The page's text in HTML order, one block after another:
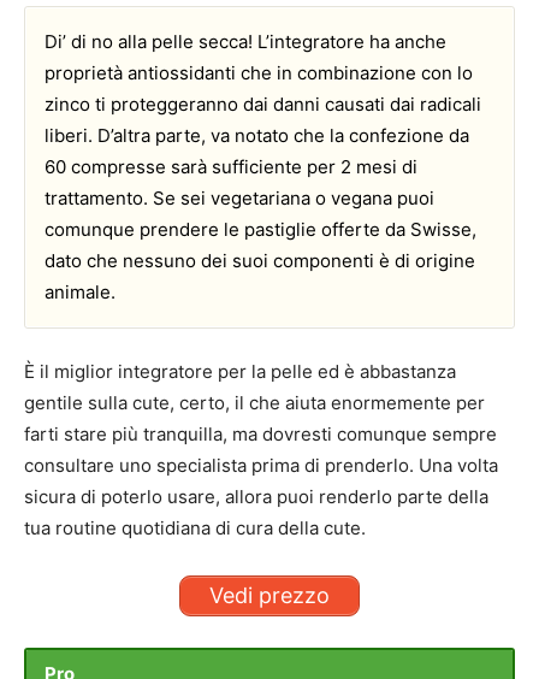
Di’ di no alla pelle secca! L’integratore ha anche
proprietà antiossidanti che in combinazione con lo
zinco ti proteggeranno dai danni causati dai radicali
liberi. D’altra parte, va notato che la confezione da
60 compresse sarà sufficiente per 2 mesi di
trattamento. Se sei vegetariana o vegana puoi
comunque prendere le pastiglie offerte da Swisse,
dato che nessuno dei suoi componenti è di origine
animale.
È il miglior integratore per la pelle ed è abbastanza
gentile sulla cute, certo, il che aiuta enormemente per
farti stare più tranquilla, ma dovresti comunque sempre
consultare uno specialista prima di prenderlo. Una volta
sicura di poterlo usare, allora puoi renderlo parte della
tua routine quotidiana di cura della cute.
Vedi prezzo
Pro